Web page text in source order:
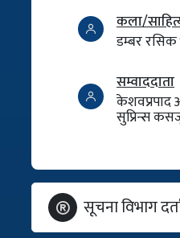
कला/
डम्बर रसिक
सम्वाददाता
केशवप्रपाद
सुप्रिन्स
सूचना विभाग